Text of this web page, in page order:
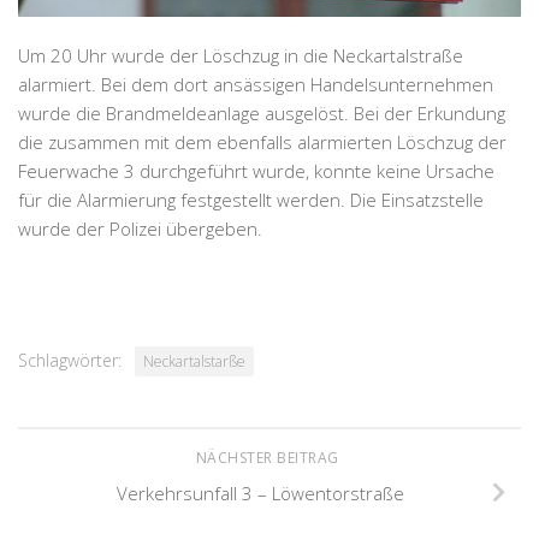
Um 20 Uhr wurde der Löschzug in die Neckartalstraße
alarmiert. Bei dem dort ansässigen Handelsunternehmen
wurde die Brandmeldeanlage ausgelöst. Bei der Erkundung
die zusammen mit dem ebenfalls alarmierten Löschzug der
Feuerwache 3 durchgeführt wurde, konnte keine Ursache
für die Alarmierung festgestellt werden. Die Einsatzstelle
wurde der Polizei übergeben.
Schlagwörter: Neckartalstarße
NÄCHSTER BEITRAG
Verkehrsunfall 3 – Löwentorstraße